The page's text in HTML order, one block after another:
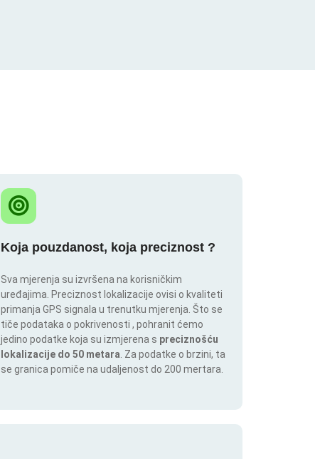
Koja pouzdanost, koja preciznost ?
Sva mjerenja su izvršena na korisničkim
uređajima. Preciznost lokalizacije ovisi o kvaliteti
primanja GPS signala u trenutku mjerenja. Što se
tiče podataka o pokrivenosti , pohranit ćemo
jedino podatke koja su izmjerena s preciznošću
lokalizacije do 50 metara . Za podatke o brzini, ta
se granica pomiče na udaljenost do 200 mertara.